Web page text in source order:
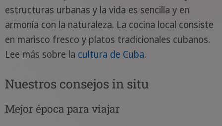
estructuras urbanas y la vida es sencilla y en
armonía con la naturaleza. La cocina local consiste
en marisco fresco y platos tradicionales cubanos.
Lee más sobre la cultura de Cuba.
Nuestros consejos in situ
Mejor época para viajar